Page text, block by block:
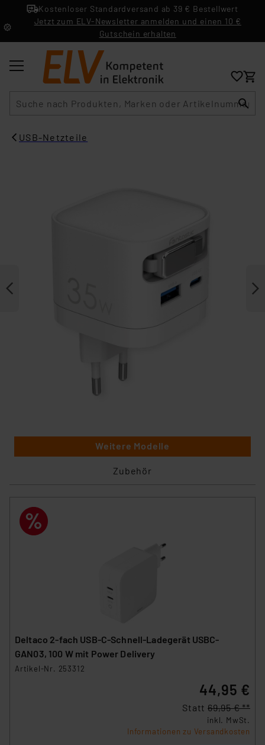
Kostenloser Standardversand ab 39 € Bestellwert
Jetzt zum ELV-Newsletter anmelden und einen 10 €
Gutschein erhalten
USB-Netzteile
Weitere Modelle
Zubehör
Deltaco 2-fach USB-C-Schnell-Ladegerät USBC-
GAN03, 100 W mit Power Delivery
Artikel-Nr. 253312
44,95 €
Statt 69,95 € **
inkl. MwSt.
Informationen zu Versandkosten